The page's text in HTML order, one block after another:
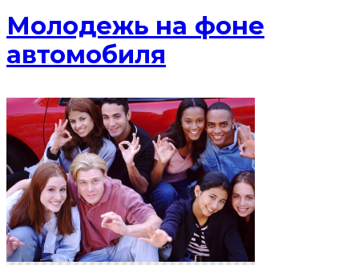
Молодежь на фоне
автомобиля